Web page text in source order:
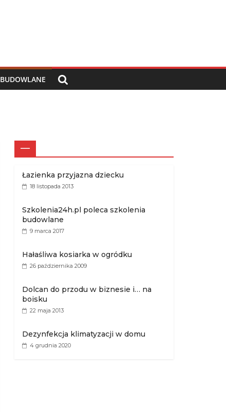
—
Łazienka przyjazna dziecku
18 listopada 2013
Szkolenia24h.pl poleca szkolenia
budowlane
9 marca 2017
Hałaśliwa kosiarka w ogródku
26 października 2009
Dolcan do przodu w biznesie i… na
boisku
22 maja 2013
Dezynfekcja klimatyzacji w domu
4 grudnia 2020